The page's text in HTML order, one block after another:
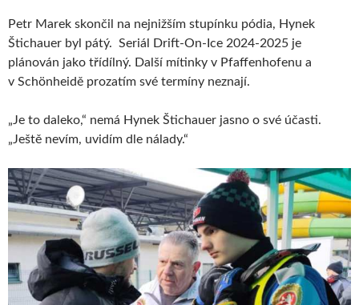
Petr Marek skončil na nejnižším stupínku pódia, Hynek
Štichauer byl pátý. Seriál Drift-On-Ice 2024-2025 je
plánován jako třídílný. Další mítinky v Pfaffenhofenu a
v Schönheidě prozatím své termíny neznají.
„Je to daleko,“ nemá Hynek Štichauer jasno o své účasti.
„Ještě nevím, uvidím dle nálady.“